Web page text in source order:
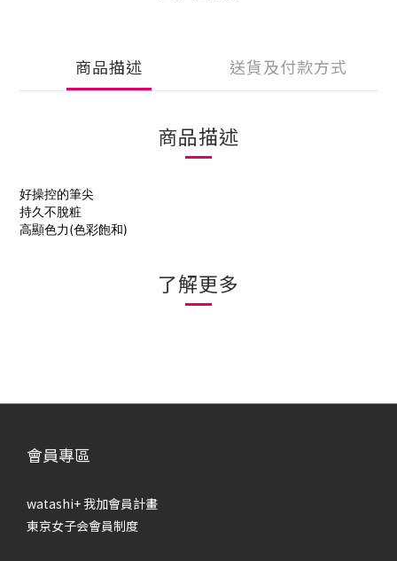
商品描述 送貨及付款方式
商品描述
好操控的筆尖
持久不脫粧
高顯色力(色彩飽和)
了解更多
會員專區
watashi+ 我加會員計畫
東京女子会會員制度